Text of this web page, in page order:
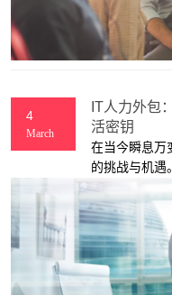
4
March
IT人力外包
活密钥
在当今瞬息万
的挑战与机遇
为企业竞争力
的不确定性、
繁波动，企业
地：一方面，
目间歇期易造
性的技术需